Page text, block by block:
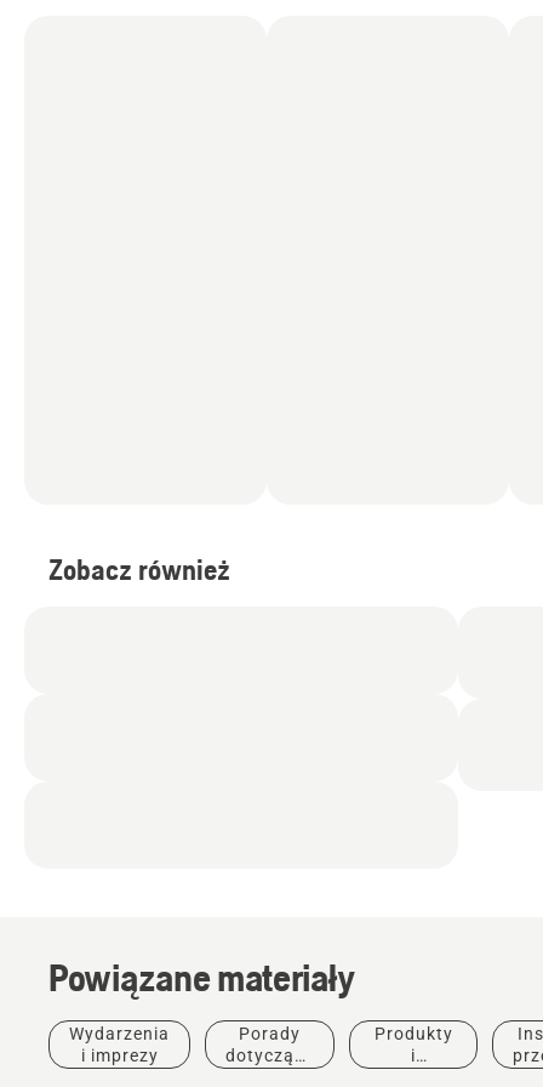
Zobacz również
Powiązane materiały
Wydarzenia
i imprezy
Porady
dotyczące
Produkty
i
Produkty i
innowacje
T542i
Rozwiązania
Profesjonalne
materiały